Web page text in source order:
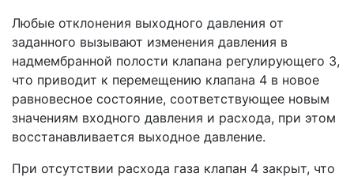
Любые отклонения выходного давления от
заданного вызывают изменения давления в
надмембранной полости клапана регулирующего 3,
что приводит к перемещению клапана 4 в новое
равновесное состояние, соответствующее новым
значениям входного давления и расхода, при этом
восстанавливается выходное давление.
При отсутствии расхода газа клапан 4 закрыт, что